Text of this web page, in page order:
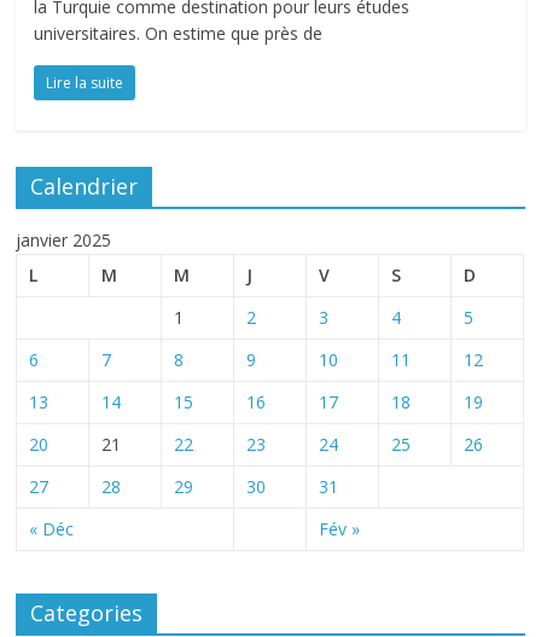
la Turquie comme destination pour leurs études
universitaires. On estime que près de
Lire la suite
Calendrier
janvier 2025
L
M M J V S D
« Déc Fév »
1 2 3 4
5
6
7 8 9 10 11
12
13
14 15 16 17 18
19
20
21 22 23 24 25
26
27
28 29 30 31
Categories